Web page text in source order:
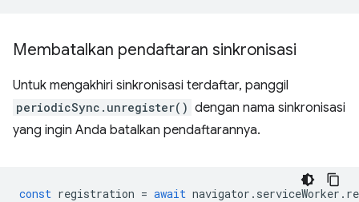
Membatalkan pendaftaran sinkronisasi
Untuk mengakhiri sinkronisasi terdaftar, panggil
periodicSync.unregister() dengan nama sinkronisasi
yang ingin Anda batalkan pendaftarannya.
const registration = await navigator . serviceWorker .